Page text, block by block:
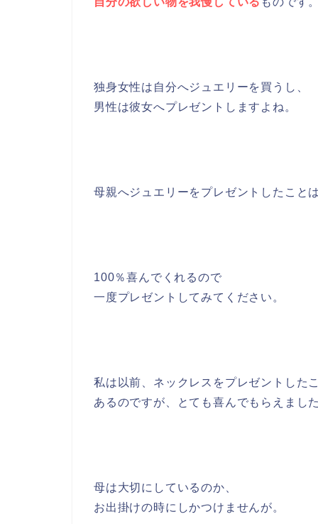
独身女性は自分へジュエリーを買うし、
男性は彼女へプレゼントしますよね。
母親へジュエリーをプレゼントしたこと
100％喜んでくれるので
一度プレゼントしてみてください。
私は以前、ネックレスをプレゼントした
あるのですが、とても喜んでもらえました
母は大切にしているのか、
お出掛けの時にしかつけませんが。